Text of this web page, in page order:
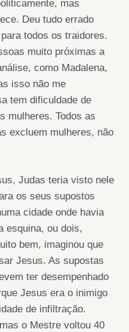
mas
Deu tudo errado
todos os traidores.
muito próximas a
como Madalena,
isso não me
tem dificuldade de
mulheres. Todos as
excluem mulheres, não
Judas teria visto nele
os seus supostos
cidade onde havia
esquina, ou dois,
bem, imaginou que
Jesus. As supostas
ter desempenhado
Jesus era o inimigo
de infiltração.
o Mestre voltou 40